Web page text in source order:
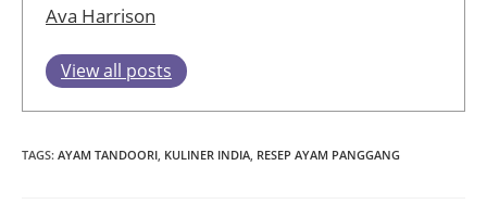
Ava Harrison
View all posts
TAGS: AYAM TANDOORI, KULINER INDIA, RESEP AYAM PANGGANG